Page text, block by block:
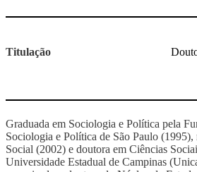
Titulação
Graduada em Sociologia e Política pela
Sociologia e Política de São Paulo
Social (2002) e doutora em Ciências
Universidade Estadual de Campinas